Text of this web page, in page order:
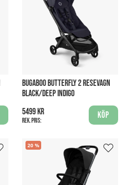
BUGABOO BUTTERFLY 2 RESEVAGN
BLACK/DEEP INDIGO
5499 kr
Rek. pris:
Köp
20